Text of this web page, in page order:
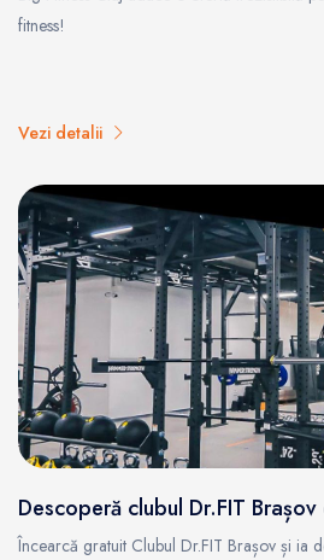
fitness!
Vezi detalii
Descoperă clubul Dr.FIT
Încearcă gratuit Clubul Dr.FIT Brașov și ia